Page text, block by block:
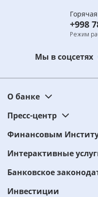
+998
Режим
Мы в соцсетях
О банке
Пресс-центр
Финансовым
Интерактивные
Банковское
Инвестиции